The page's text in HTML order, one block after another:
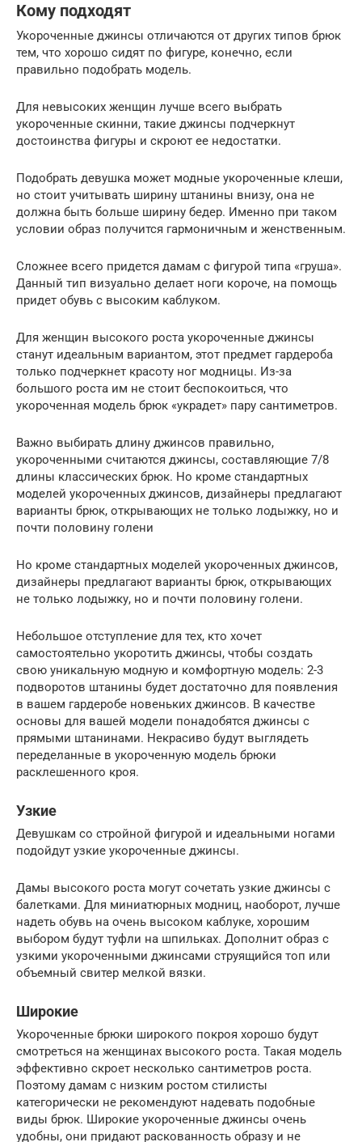
Кому подходят
Укороченные джинсы отличаются от других типов брюк
тем, что хорошо сидят по фигуре, конечно, если
правильно подобрать модель.
Для невысоких женщин лучше всего выбрать
укороченные скинни, такие джинсы подчеркнут
достоинства фигуры и скроют ее недостатки.
Подобрать девушка может модные укороченные клеши,
но стоит учитывать ширину штанины внизу, она не
должна быть больше ширину бедер. Именно при таком
условии образ получится гармоничным и женственным.
Сложнее всего придется дамам с фигурой типа «груша».
Данный тип визуально делает ноги короче, на помощь
придет обувь с высоким каблуком.
Для женщин высокого роста укороченные джинсы
станут идеальным вариантом, этот предмет гардероба
только подчеркнет красоту ног модницы. Из-за
большого роста им не стоит беспокоиться, что
укороченная модель брюк «украдет» пару сантиметров.
Важно выбирать длину джинсов правильно,
укороченными считаются джинсы, составляющие 7/8
длины классических брюк. Но кроме стандартных
моделей укороченных джинсов, дизайнеры предлагают
варианты брюк, открывающих не только лодыжку, но и
почти половину голени
Но кроме стандартных моделей укороченных джинсов,
дизайнеры предлагают варианты брюк, открывающих
не только лодыжку, но и почти половину голени.
Небольшое отступление для тех, кто хочет
самостоятельно укоротить джинсы, чтобы создать
свою уникальную модную и комфортную модель: 2-3
подворотов штанины будет достаточно для появления
в вашем гардеробе новеньких джинсов. В качестве
основы для вашей модели понадобятся джинсы с
прямыми штанинами. Некрасиво будут выглядеть
переделанные в укороченную модель брюки
расклешенного кроя.
Узкие
Девушкам со стройной фигурой и идеальными ногами
подойдут узкие укороченные джинсы.
Дамы высокого роста могут сочетать узкие джинсы с
балетками. Для миниатюрных модниц, наоборот, лучше
надеть обувь на очень высоком каблуке, хорошим
выбором будут туфли на шпильках. Дополнит образ с
узкими укороченными джинсами струящийся топ или
объемный свитер мелкой вязки.
Широкие
Укороченные брюки широкого покроя хорошо будут
смотреться на женщинах высокого роста. Такая модель
эффективно скроет несколько сантиметров роста.
Поэтому дамам с низким ростом стилисты
категорически не рекомендуют надевать подобные
виды брюк. Широкие укороченные джинсы очень
удобны, они придают раскованность образу и не